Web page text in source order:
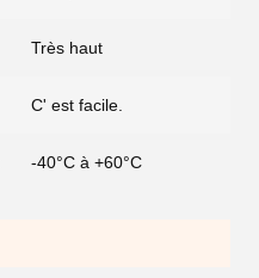
Très haut
C' est facile.
-40°C à +60°C